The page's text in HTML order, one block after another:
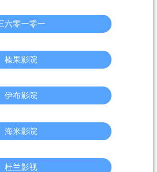
六零一零一
榛果影院
伊布影院
海米影院
杜兰影视